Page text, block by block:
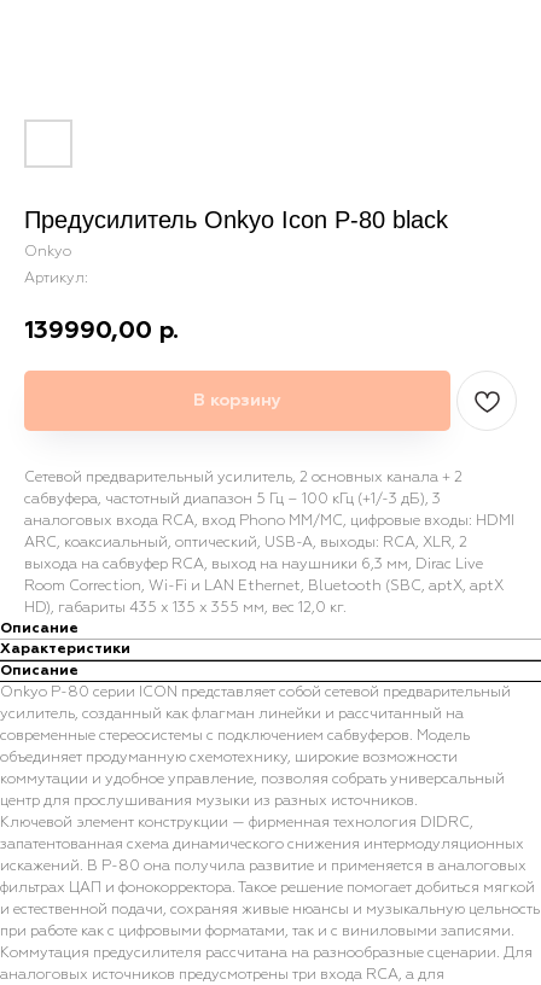
Предусилитель Onkyo Icon P-80 black
Onkyo
Артикул:
139990,00 р.
В корзину
Сетевой предварительный усилитель, 2 основных канала + 2
сабвуфера, частотный диапазон 5 Гц – 100 кГц (+1/-3 дБ), 3
аналоговых входа RCA, вход Phono MM/MC, цифровые входы: HDMI
ARC, коаксиальный, оптический, USB-A, выходы: RCA, XLR, 2
выхода на сабвуфер RCA, выход на наушники 6,3 мм, Dirac Live
Room Correction, Wi-Fi и LAN Ethernet, Bluetooth (SBC, aptX, aptX
HD), габариты 435 х 135 х 355 мм, вес 12,0 кг.
Описание
Характеристики
Описание
Onkyo P-80 серии ICON представляет собой сетевой предварительный
усилитель, созданный как флагман линейки и рассчитанный на
современные стереосистемы с подключением сабвуферов. Модель
объединяет продуманную схемотехнику, широкие возможности
коммутации и удобное управление, позволяя собрать универсальный
центр для прослушивания музыки из разных источников.
Ключевой элемент конструкции — фирменная технология DIDRC,
запатентованная схема динамического снижения интермодуляционных
искажений. В P-80 она получила развитие и применяется в аналоговых
фильтрах ЦАП и фонокорректора. Такое решение помогает добиться мягкой
и естественной подачи, сохраняя живые нюансы и музыкальную цельность
при работе как с цифровыми форматами, так и с виниловыми записями.
Коммутация предусилителя рассчитана на разнообразные сценарии. Для
аналоговых источников предусмотрены три входа RCA, а для